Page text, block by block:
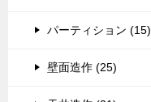
パーティション (15)
壁面造作 (25)